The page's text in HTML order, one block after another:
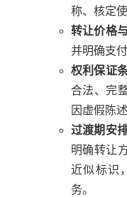
称、核定
转让价格
并明确支
权利保证条
合法、完
因虚假陈
过渡期安排
明确转让
近似标识
务。